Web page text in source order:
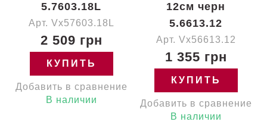
5.7603.18L
Арт. Vx57603.18L
2 509 грн
КУПИТЬ
Добавить в сравнение
В наличии
12см черн
5.6613.12
Арт. Vx56613.12
1 355 грн
КУПИТЬ
Добавить в сравнение
В наличии